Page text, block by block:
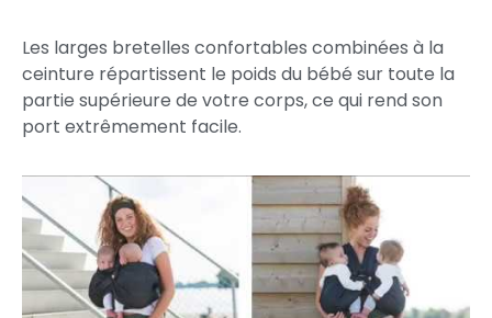
Les larges bretelles confortables combinées à la
ceinture répartissent le poids du bébé sur toute la
partie supérieure de votre corps, ce qui rend son
port extrêmement facile.